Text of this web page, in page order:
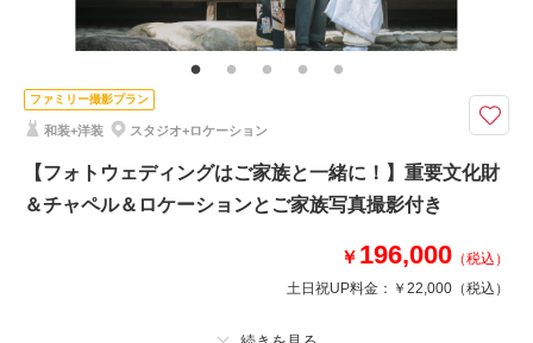
ショートムービー
当館の7000坪の敷地内での撮影だから人目が気にならないロケーションフ
ォトが実現！
撮影中の様子をダイジェスト版でまとめたウェディングフォトムービー(1〜
肌レタッチ付きデータがセットになったプランです。
結婚式の準備をされている方にはオープニングムービーとしてもお使いいた
だけます♪
ファミリー撮影プラン
和装+洋装 スタジオ+ロケーション
【フォトウェディングはご家族と一緒に！】重要文化財
＆チャペル＆ロケーションとご家族写真撮影付き
￥ 196,000 （税込）
土日祝UP料金： ￥22,000 （税込）